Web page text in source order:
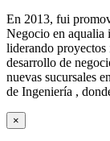
En 2013, fui
Negocio en aqualia
liderando proyectos
desarrollo de
nuevas sucursales
de Ingeniería ,
×